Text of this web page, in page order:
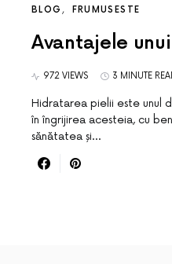
BLOG FRUMUSESTE
Avantajele
972 VIEWS 3 MINUTE
Hidratarea pielii este unul
în îngrijirea acesteia, cu
sănătatea și…